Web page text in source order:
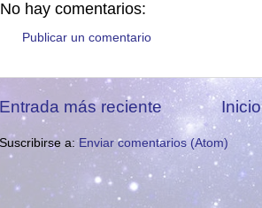
No hay comentarios:
Publicar un comentario
Entrada más reciente Inicio
Suscribirse a: Enviar comentarios (Atom)